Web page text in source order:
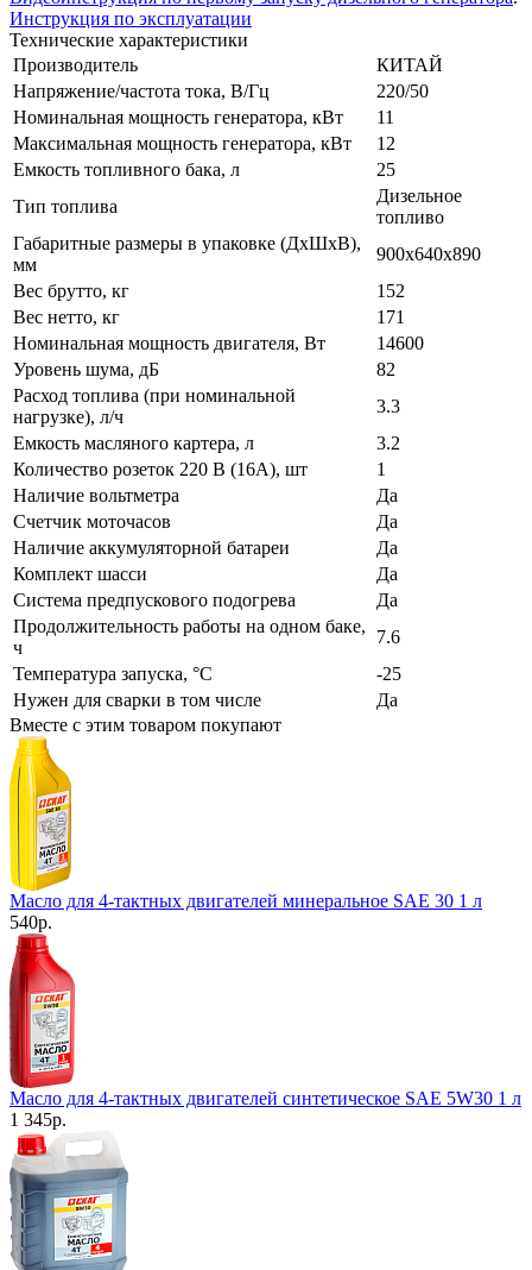
Инструкция по эксплуатации
Технические характеристики
Производитель
КИТАЙ
Напряжение/частота тока, В/Гц
220/50
Номинальная мощность генератора, кВт
11
Максимальная мощность генератора, кВт
12
Емкость топливного бака, л
25
Тип топлива
Дизельное
топливо
Габаритные размеры в упаковке (ДхШхВ),
мм
900х640х890
Вес брутто, кг
152
Вес нетто, кг
171
Номинальная мощность двигателя, Вт
14600
Уровень шума, дБ
82
Расход топлива (при номинальной
нагрузке), л/ч
3.3
Емкость масляного картера, л
3.2
Количество розеток 220 В (16А), шт
1
Наличие вольтметра
Да
Счетчик моточасов
Да
Наличие аккумуляторной батареи
Да
Комплект шасси
Да
Система предпускового подогрева
Да
Продолжительность работы на одном баке,
ч
7.6
Температура запуска, °С
-25
Нужен для сварки в том числе
Да
Вместе с этим товаром покупают
Масло для 4-тактных двигателей минеральное SAE 30 1 л
540р.
Масло для 4-тактных двигателей синтетическое SAE 5W30 1 л
1 345р.